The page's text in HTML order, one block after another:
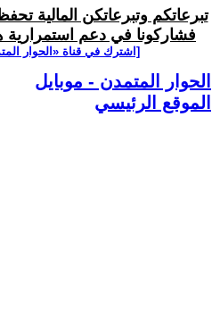
تبرعاتكم وتبرعاتكن المالية
فشاركونا في دعم استمرارية
[اشترك في قناة ‫«الحوار
الحوار المتمدن - موبايل
الموقع الرئيسي